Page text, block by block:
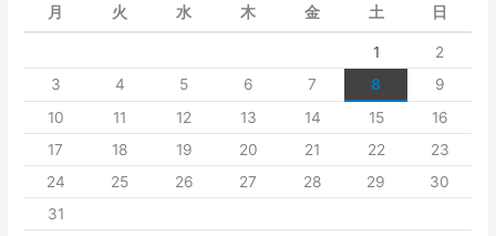
月 火 水 木 金 土 日
1
2
3
4 5 6 7 8
9
10
11 12 13 14 15
16
17
18 19 20 21 22
23
24
25 26 27 28 29
30
31